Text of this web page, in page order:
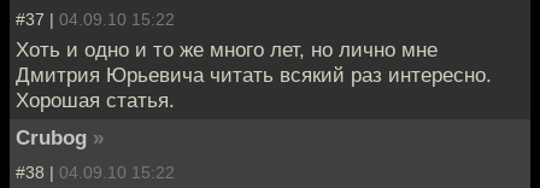
#37 | 04.09.10 15:22
Хоть и одно и то же много лет, но лично мне
Дмитрия Юрьевича читать всякий раз интересно.
Хорошая статья.
Crubog »
#38 | 04.09.10 15:22